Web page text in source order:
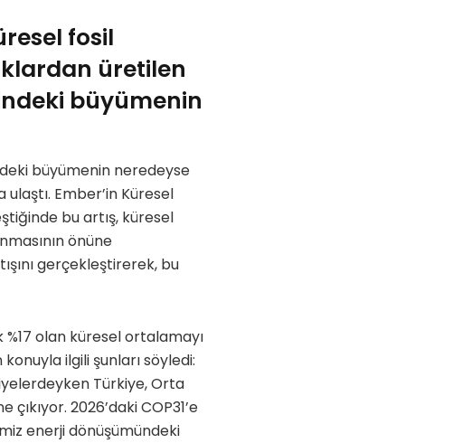
fosil
üretilen
büyümenin
büyümenin neredeyse
ulaştı. Ember’in Küresel
bu artış, küresel
önüne
gerçekleştirerek, bu
olan küresel ortalamayı
ilgili şunları söyledi:
Türkiye, Orta
2026’daki COP31’e
enerji dönüşümündeki